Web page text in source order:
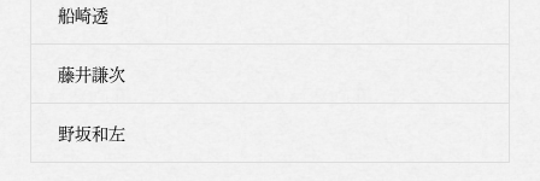
船崎透
藤井謙次
野坂和左